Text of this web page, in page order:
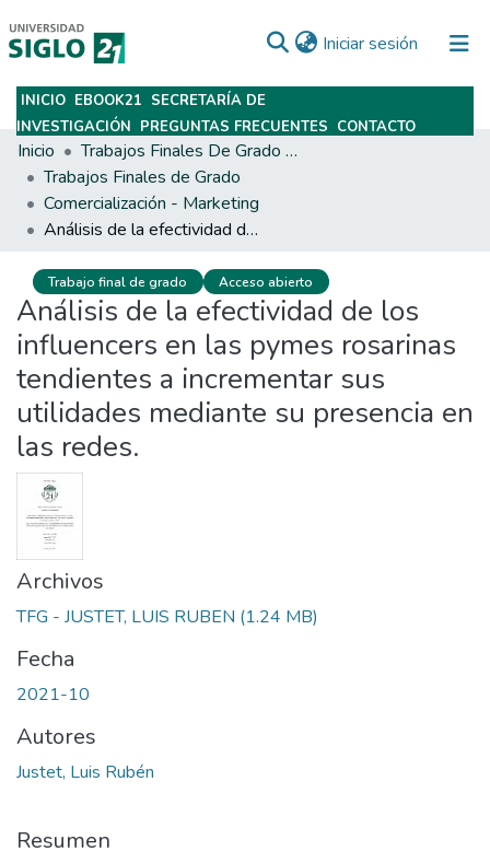
Iniciar sesión (current)
Subir
INICIO EBOOK21 SECRETARÍA DE
INVESTIGACIÓN PREGUNTAS FRECUENTES CONTACTO
Inicio
Trabajos Finales De Grado Y Posgrado
Trabajos Finales de Grado
Comercialización - Marketing
Análisis de la efectividad de los influencers en las pymes rosarinas tendientes a incrementar sus utilidades mediante su presencia en las redes.
Trabajo final de grado Acceso abierto
Análisis de la efectividad de los
influencers en las pymes rosarinas
tendientes a incrementar sus
utilidades mediante su presencia en
las redes.
Archivos
TFG - JUSTET, LUIS RUBEN (1.24 MB)
Fecha
2021-10
Autores
Justet, Luis Rubén
Resumen